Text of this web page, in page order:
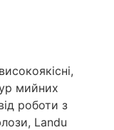
мийних
роботи з
Landu